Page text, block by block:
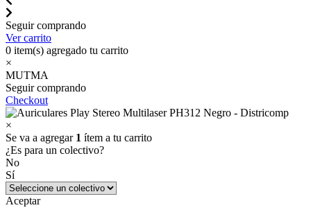
Seguir comprando
Ver carrito
0 item(s) agregado tu carrito
×
MUTMA
Seguir comprando
Checkout
×
Se va a agregar 1 ítem a tu carrito
¿Es para un colectivo?
No
Sí
Aceptar